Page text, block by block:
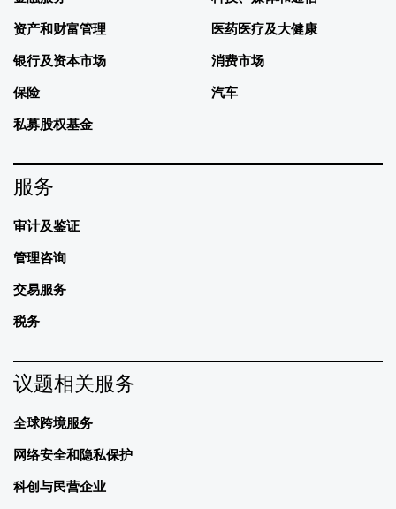
资产和财富管理
银行及资本市场
保险
私募股权基金
医药医疗及大健康
消费市场
汽车
服务
审计及鉴证
管理咨询
交易服务
税务
议题相关服务
全球跨境服务
网络安全和隐私保护
科创与民营企业